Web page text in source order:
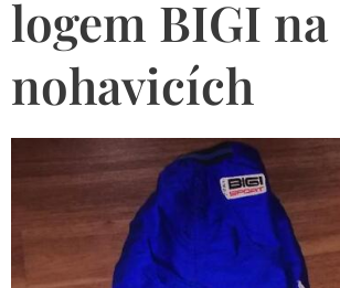
logem BIGI na
nohavicích